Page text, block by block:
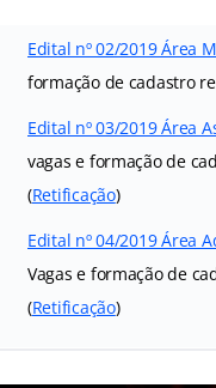
Edital nº 02/2019 Área
formação de cadastro
Edital nº 03/2019 Área
vagas e formação de
(Retificação)
Edital nº 04/2019 Área
Vagas e formação de
(Retificação)